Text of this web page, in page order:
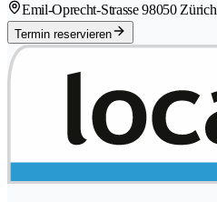
Emil-Oprecht-Strasse 98050 Zürich
Termin reservieren